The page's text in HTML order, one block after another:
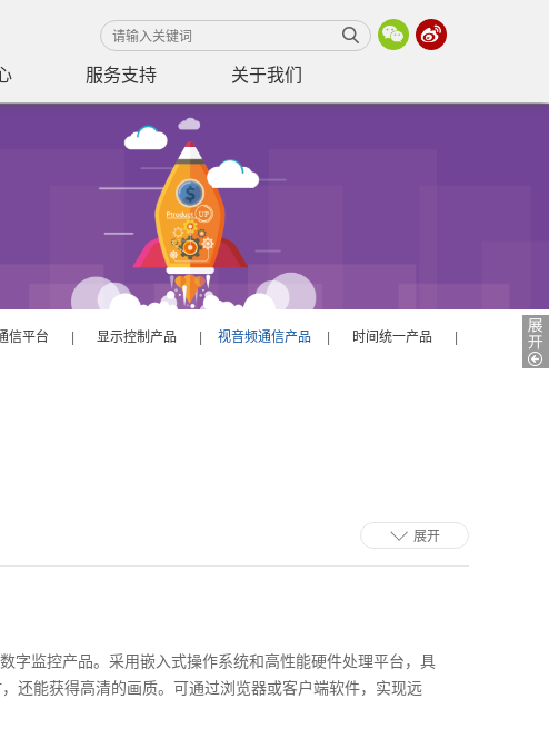
服务支持 关于我们
信平台 显示控制产品 视音频通信产品 时间统一产品
展开
字监控产品。采用嵌入式操作系统和高性能硬件处理平台，具
还能获得高清的画质。可通过浏览器或客户端软件，实现远